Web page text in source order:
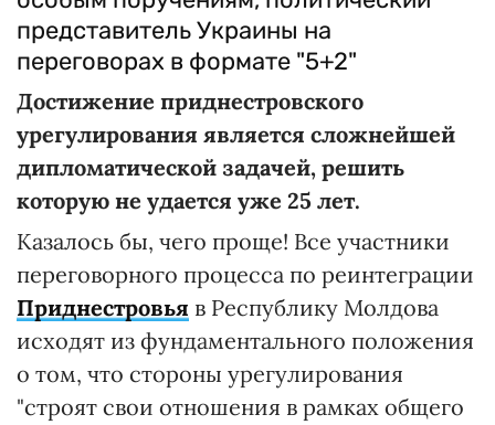
представитель Украины на
переговорах в формате "5+2"
Достижение приднестровского
урегулирования является сложнейшей
дипломатической задачей, решить
которую не удается уже 25 лет.
Казалось бы, чего проще! Все участники
переговорного процесса по реинтеграции
Приднестровья в Республику Молдова
исходят из фундаментального положения
о том, что стороны урегулирования
"строят свои отношения в рамках общего